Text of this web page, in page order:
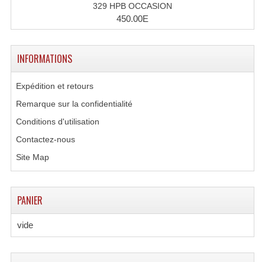
Enceintes Hifi
Enceintes Monitoring
Haut Parleurs Sono
329 HPB OCCASION
450.00E
INFORMATIONS
Expédition et retours
Remarque sur la confidentialité
Conditions d'utilisation
Contactez-nous
Site Map
PANIER
vide